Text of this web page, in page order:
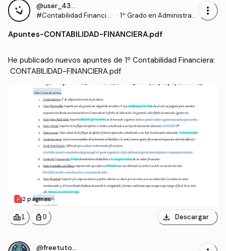
@user_4327132
#Contabilidad Financier
· 1º Grado en Administraci
sas (UCAVILA)
more_vert
Apuntes-CONTABILIDAD-FINANCIERA.pdf
He publicado nuevos apuntes de 1º Contabilidad Financiera:
CONTABILIDAD-FINANCIERA.pdf
2 páginas
leaderboard1 personal_bag 0 download Descargar
@freetutoring